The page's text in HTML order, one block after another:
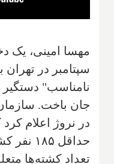
سپتامبر در
نامناسب"
جان باخت.
در نروژ اعلام
حداقل
تعداد کشته‌ها